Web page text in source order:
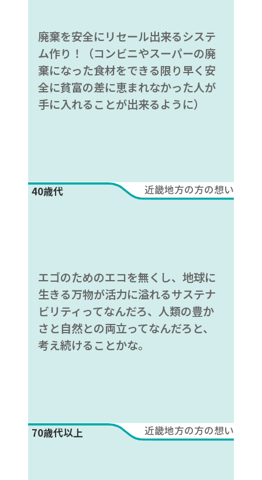
廃棄を安全にリセール出来るシステ
ム作り！（コンビニやスーパーの廃
棄になった食材をできる限り早く安
全に貧富の差に恵まれなかった人が
手に入れることが出来るように）
近畿地方の方の想い
40歳代
エゴのためのエコを無くし、地球に
生きる万物が活力に溢れるサステナ
ビリティってなんだろ、人類の豊か
さと自然との両立ってなんだろと、
考え続けることかな。
近畿地方の方の想い
70歳代以上